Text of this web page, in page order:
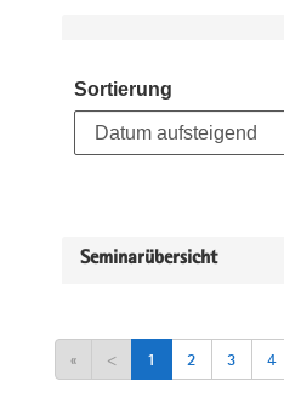
Sortierung
Seminarübersicht
« < 1 2 3 4